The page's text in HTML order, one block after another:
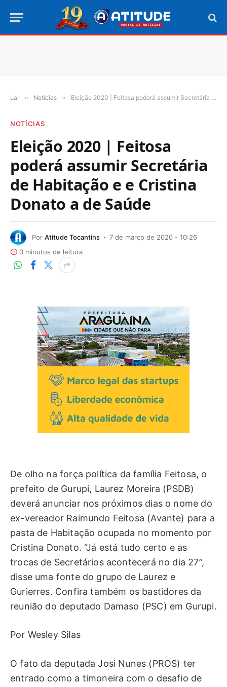
Lar » Notícias » Eleição 2020 | Feitosa poderá assumir Secretária de Habitação e e Cristina Donato a de Saúde
NOTÍCIAS
Eleição 2020 | Feitosa
poderá assumir Secretária
de Habitação e e Cristina
Donato a de Saúde
Por Atitude Tocantins
7 de março de 2020 - 10:26
3 minutos de leitura
De olho na força política da família Feitosa, o
prefeito de Gurupi, Laurez Moreira (PSDB)
deverá anunciar nos próximos dias o nome do
ex-vereador Raimundo Feitosa (Avante) para a
pasta de Habitação ocupada no momento por
Cristina Donato. “Já está tudo certo e as
trocas de Secretários acontecerá no dia 27”,
disse uma fonte do grupo de Laurez e
Gurierres. Confira também os bastidores da
reunião do deputado Damaso (PSC) em Gurupi.
Por Wesley Silas
O fato da deputada Josi Nunes (PROS) ter
entrado como a timoneira com o desafio de